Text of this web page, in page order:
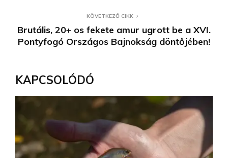
KÖVETKEZŐ CIKK
Brutális, 20+ os fekete amur ugrott be a XVI.
Pontyfogó Országos Bajnokság döntőjében!
KAPCSOLÓDÓ